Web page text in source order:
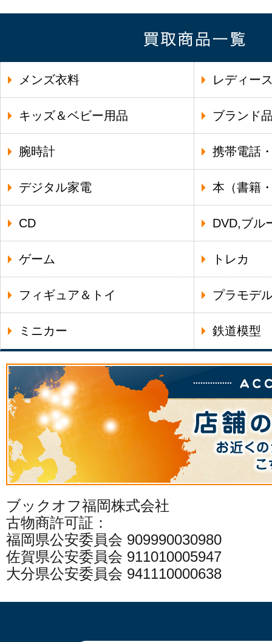
メンズ衣料 レディー
キッズ＆ベビー用品 ブランド
腕時計 携帯電話
デジタル家電 本（書籍
CD DVD,ブル
ゲーム トレカ
フィギュア＆トイ プラモデ
ミニカー 鉄道模型
ブックオフ福岡株式会社
古物商許可証：
福岡県公安委員会 909990030980
佐賀県公安委員会 911010005947
大分県公安委員会 941110000638